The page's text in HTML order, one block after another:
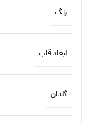
رنگ
ابعاد قاب
گلدان